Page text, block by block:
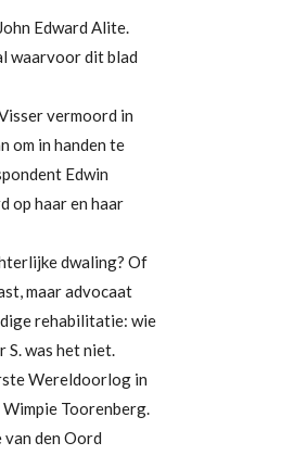
Edward Alite.
waarvoor dit blad
vermoord in
om in handen te
Edwin
op haar en haar
dwaling? Of
maar advocaat
rehabilitatie: wie
S. was het niet.
Wereldoorlog in
Toorenberg.
den Oord